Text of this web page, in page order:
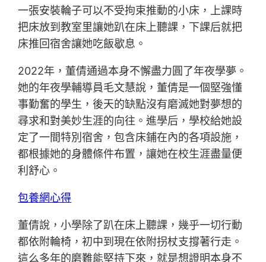
一張安裝輪子可以不受拘束推動的小床，上課時
把床放到教室里讓她趴在床上聽課，下課后就把
床推回宿舍讓她吃飯歇息。
2022年，董倩通過本身不懈盡力圓了年夜學夢。
她的年夜學輔導員毛文慧說，董倩是一個堅強懂
事勤奮的學生，後天的缺點沒有磨滅她對夢想的
尋求和對美妙生涯的向往。進學后，學校給她設
定了一間特別宿舍，包含床鋪在內的各項設施，
都根據她的身體條件布置，讓她在校生涯盡量便
利舒心。
包養網心得
董倩說，小學除了趴在床上聽課，幾乎一切行動
都依附輪椅，初中到現在依附拐杖支撐著行走。
這么多年的磨難能堅持下來，就是想證明本身不